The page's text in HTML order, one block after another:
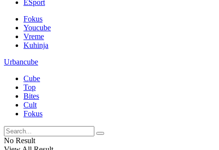
ESport
Fokus
Youcube
Vreme
Kuhinja
Urbancube
Cube
Top
Bites
Cult
Fokus
No Result